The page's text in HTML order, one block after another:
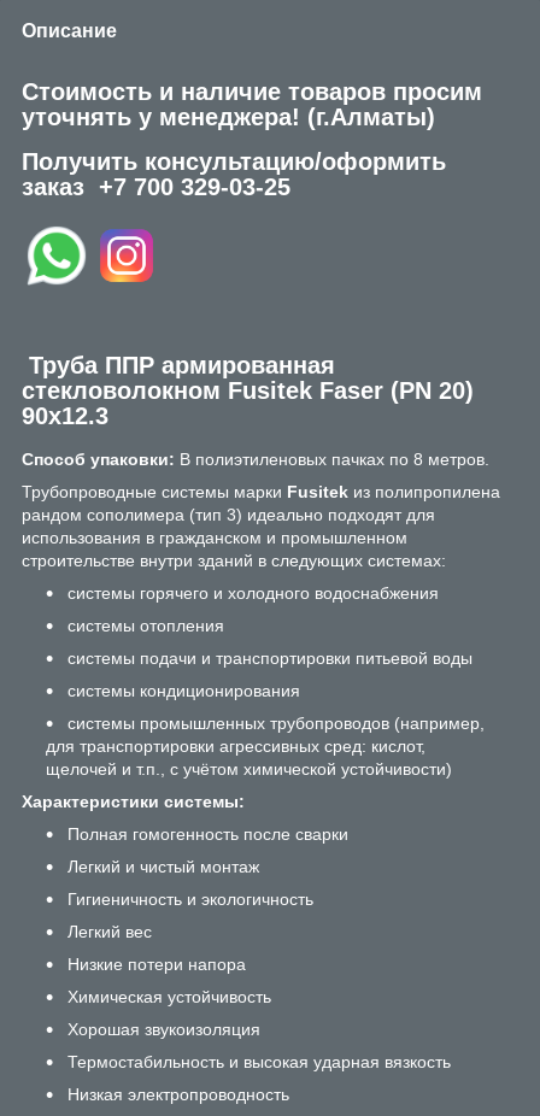
Описание
Стоимость и наличие товаров просим
уточнять у менеджера! (г.Алматы)
Получить консультацию/оформить
заказ +7 700 329-03-25
Труба ППР армированная
стекловолокном Fusitek Faser (PN 20)
90х12.3
Способ упаковки: В полиэтиленовых пачках по 8 метров.
Трубопроводные системы марки Fusitek из полипропилена
рандом сополимера (тип 3) идеально подходят для
использования в гражданском и промышленном
строительстве внутри зданий в следующих системах:
системы горячего и холодного водоснабжения
системы отопления
системы подачи и транспортировки питьевой воды
системы кондиционирования
системы промышленных трубопроводов (например,
для транспортировки агрессивных сред: кислот,
щелочей и т.п., с учётом химической устойчивости)
Характеристики системы:
Полная гомогенность после сварки
Легкий и чистый монтаж
Гигиеничность и экологичность
Легкий вес
Низкие потери напора
Химическая устойчивость
Хорошая звукоизоляция
Термостабильность и высокая ударная вязкость
Низкая электропроводность